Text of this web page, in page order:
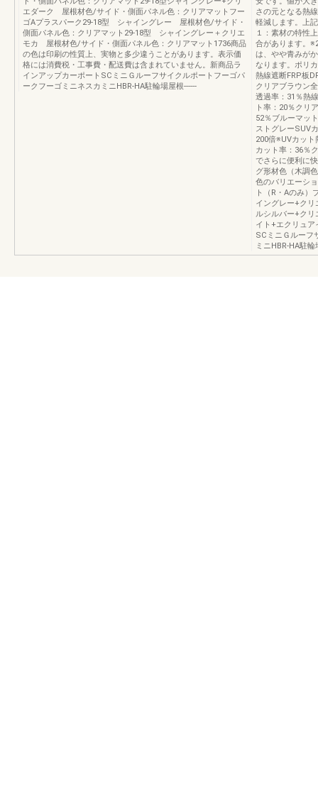
エダーク 屋根材色/サイド・側面パネル色：クリアマットフー
ゴAプラスパーク29-18型 シャイングレー 屋根材色/サイド・
側面パネル色：クリアマット29-18型 シャイングレー＋クリエ
モカ 屋根材色/サイド・側面パネル色：クリアマット1736商品
の色は印刷の性質上、実物と多少違うことがあります。表示価
格には消費税・工事費・配送費は含まれていません。新商品ラ
インアップカーポートSCミニＧルーフサイクルポートフーゴパ
ークフーゴミニネスカミニHBR-HA駐輪場屋根------
さの元となる熱
軽減します。上
１：素材の特性
合があります。
は、やや青みが
なります。ポリ
熱線遮断FRP板
クリアブラウン
透過率：31％熱
ト率：20％クリ
52％ブルーマッ
ストグレーSUV
200倍※UVカッ
カット率：36％
でさらに便利に
グ形材色（木調
色のバリエーシ
ト（R・Aのみ）
イングレー+ク
ルシルバー+ク
イト+エクリュア
SCミニＧルーフ
ミニHBR-HA駐輪